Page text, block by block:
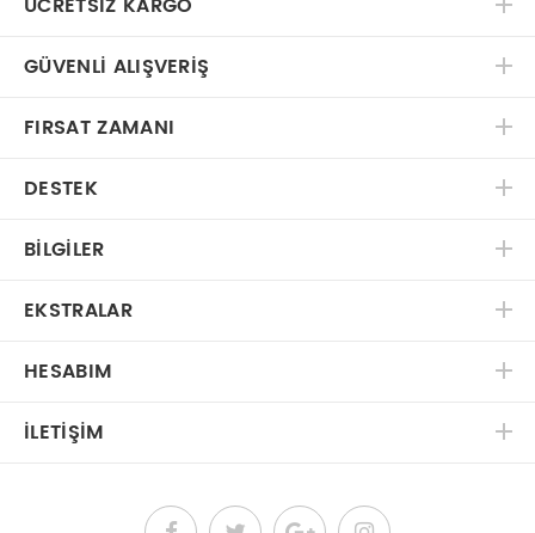
GÜVENLI ALIŞVERIŞ
FIRSAT ZAMANI
DESTEK
BILGILER
EKSTRALAR
HESABIM
İLETIŞIM